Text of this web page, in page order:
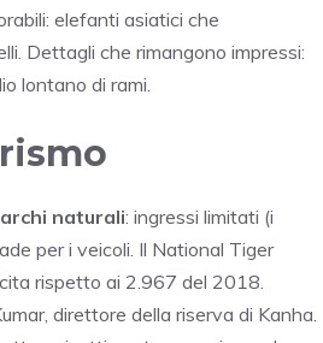
elefanti asiatici che
Dettagli che rimangono impressi:
lontano di rami.
naturali: ingressi limitati (i
per i veicoli. Il National Tiger
rispetto ai 2.967 del 2018.
direttore della riserva di Kanha.